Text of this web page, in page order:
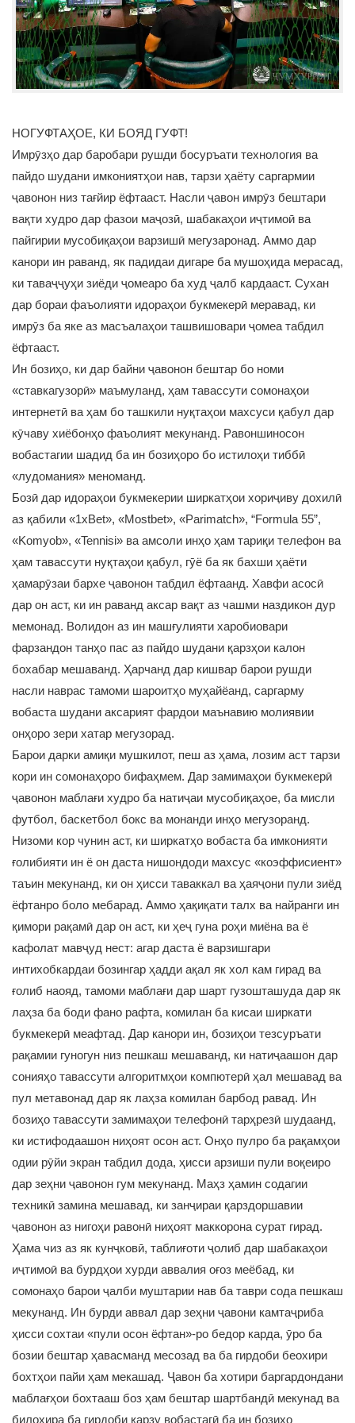
НОГУФТАҲОЕ, КИ БОЯД ГУФТ!
Имрӯзҳо дар баробари рушди босуръати технология ва
пайдо шудани имкониятҳои нав, тарзи ҳаёту саргармии
ҷавонон низ тағйир ёфтааст. Насли ҷавон имрӯз бештари
вақти худро дар фазои маҷозӣ, шабакаҳои иҷтимоӣ ва
пайгирии мусобиқаҳои варзишӣ мегузаронад. Аммо дар
канори ин раванд, як падидаи дигаре ба мушоҳида мерасад,
ки таваҷҷуҳи зиёди ҷомеаро ба худ ҷалб кардааст. Сухан
дар бораи фаъолияти идораҳои букмекерӣ меравад, ки
имрӯз ба яке аз масъалаҳои ташвишовари ҷомеа табдил
ёфтааст.
Ин бозиҳо, ки дар байни ҷавонон бештар бо номи
«ставкагузорӣ» маъмуланд, ҳам тавассути сомонаҳои
интернетӣ ва ҳам бо ташкили нуқтаҳои махсуси қабул дар
кӯчаву хиёбонҳо фаъолият мекунанд. Равоншиносон
вобастагии шадид ба ин бозиҳоро бо истилоҳи тиббӣ
«лудомания» меноманд.
Бозӣ дар идораҳои букмекерии ширкатҳои хориҷиву дохилӣ
аз қабили «1xBet», «Mostbet», «Parimatch», “Formula 55”,
«Komyob», «Tennisi» ва амсоли инҳо ҳам тариқи телефон ва
ҳам тавассути нуқтаҳои қабул, гӯё ба як бахши ҳаёти
ҳамарӯзаи бархе ҷавонон табдил ёфтаанд. Хавфи асосӣ
дар он аст, ки ин раванд аксар вақт аз чашми наздикон дур
мемонад. Волидон аз ин машғулияти харобиовари
фарзандон танҳо пас аз пайдо шудани қарзҳои калон
бохабар мешаванд. Ҳарчанд дар кишвар барои рушди
насли наврас тамоми шароитҳо муҳайёанд, саргарму
вобаста шудани аксарият фардои маънавию молиявии
онҳоро зери хатар мегузорад.
Барои дарки амиқи мушкилот, пеш аз ҳама, лозим аст тарзи
кори ин сомонаҳоро бифаҳмем. Дар замимаҳои букмекерӣ
ҷавонон маблағи худро ба натиҷаи мусобиқаҳое, ба мисли
футбол, баскетбол бокс ва монанди инҳо мегузоранд.
Низоми кор чунин аст, ки ширкатҳо вобаста ба имконияти
ғолибияти ин ё он даста нишондоди махсус «коэффисиент»
таъин мекунанд, ки он ҳисси таваккал ва ҳаяҷони пули зиёд
ёфтанро боло мебарад. Аммо ҳақиқати талх ва найранги ин
қимори рақамӣ дар он аст, ки ҳеҷ гуна роҳи миёна ва ё
кафолат мавҷуд нест: агар даста ё варзишгари
интихобкардаи бозингар ҳадди ақал як хол кам гирад ва
ғолиб наояд, тамоми маблағи дар шарт гузошташуда дар як
лаҳза ба боди фано рафта, комилан ба кисаи ширкати
букмекерӣ меафтад. Дар канори ин, бозиҳои тезсуръати
рақамии гуногун низ пешкаш мешаванд, ки натиҷаашон дар
сонияҳо тавассути алгоритмҳои компютерӣ ҳал мешавад ва
пул метавонад дар як лаҳза комилан барбод равад. Ин
бозиҳо тавассути замимаҳои телефонӣ тарҳрезӣ шудаанд,
ки истифодаашон ниҳоят осон аст. Онҳо пулро ба рақамҳои
одии рӯйи экран табдил дода, ҳисси арзиши пули воқеиро
дар зеҳни ҷавонон гум мекунанд. Маҳз ҳамин содагии
техникӣ замина мешавад, ки занҷираи қарздоршавии
ҷавонон аз нигоҳи равонӣ ниҳоят маккорона сурат гирад.
Ҳама чиз аз як кунҷковӣ, таблиғоти ҷолиб дар шабакаҳои
иҷтимоӣ ва бурдҳои хурди аввалия оғоз меёбад, ки
сомонаҳо барои ҷалби муштарии нав ба таври сода пешкаш
мекунанд. Ин бурди аввал дар зеҳни ҷавони камтаҷриба
ҳисси сохтаи «пули осон ёфтан»-ро бедор карда, ӯро ба
бозии бештар ҳавасманд месозад ва ба гирдоби беохири
бохтҳои пайи ҳам мекашад. Ҷавон ба хотири баргардондани
маблағҳои бохтааш боз ҳам бештар шартбандӣ мекунад ва
билохира ба гирдоби қарзу вобастагӣ ба ин бозиҳо